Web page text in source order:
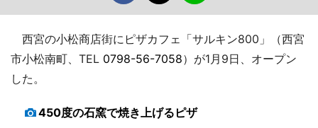
西宮の小松商店街にピザカフェ「サルキン800」（西宮
市小松南町、TEL 0798-56-7058）が1月9日、オープン
した。
450度の石窯で焼き上げるピザ